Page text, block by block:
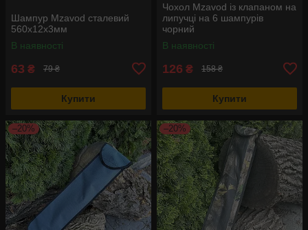
Шампур Mzavod сталевий
560х12х3мм
В наявності
63 ₴ 79 ₴
Купити
Чохол Mzavod із клапаном на
липучці на 6 шампурів
чорний
В наявності
126 ₴ 158 ₴
Купити
–20% –20%